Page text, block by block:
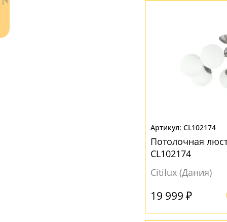
- бесплатно по России
CL102174
Потолочная
CL102174
Citilux (Дания)
19 999 ₽